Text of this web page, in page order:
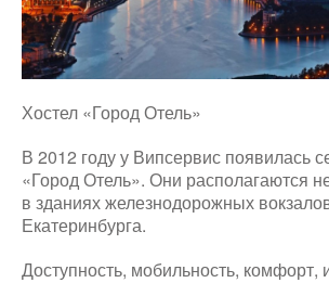
Хостел «Город Отель»
В 2012 году у Випсервис появилась
«Город Отель». Они располагаются
в зданиях железнодорожных
Екатеринбурга.
Доступность, мобильность, комфорт,